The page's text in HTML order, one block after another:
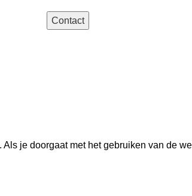
Contact
je doorgaat met het gebruiken van de